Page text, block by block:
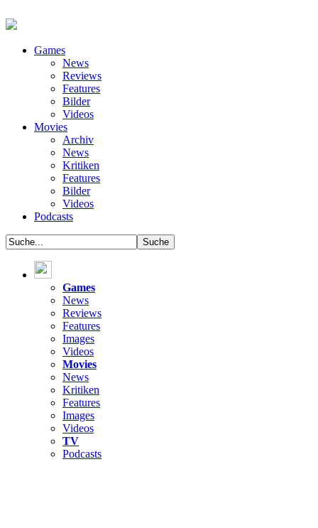
Games
News
Reviews
Features
Bilder
Videos
Movies
Archiv
News
Kritiken
Features
Bilder
Videos
Podcasts
Games
News
Reviews
Features
Images
Videos
Movies
News
Kritiken
Features
Images
Videos
TV
Podcasts